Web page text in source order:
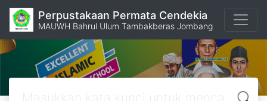
Perpustakaan Permata Cendekia
MAUWH Bahrul Ulum Tambakberas Jombang